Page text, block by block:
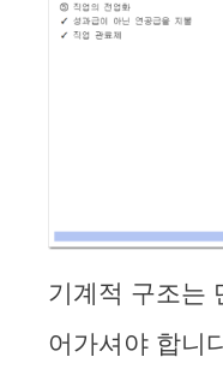
기계적 구조는
어가셔야 합니